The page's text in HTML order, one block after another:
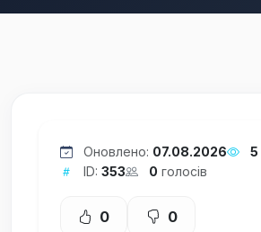
Оновлено: 07.08.2026 5
ID: 353 0 голосів
0 0